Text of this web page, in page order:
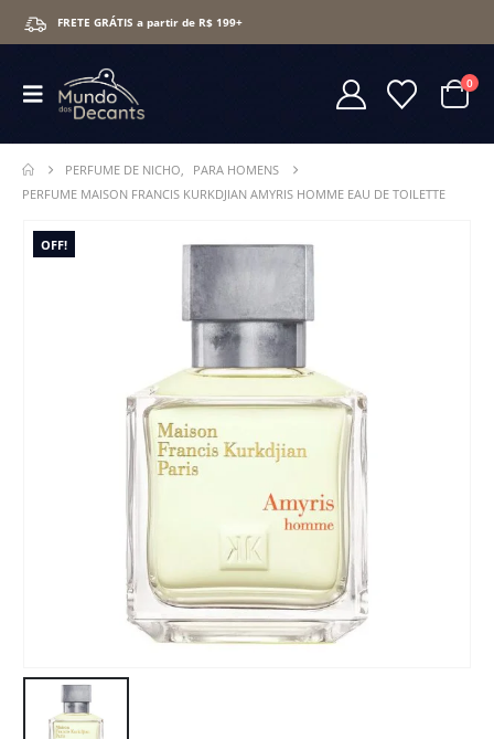
FRETE GRÁTIS a partir de R$ 199+
0
PERFUME DE NICHO,
PARA HOMENS
PERFUME MAISON FRANCIS KURKDJIAN AMYRIS HOMME EAU DE TOILETTE
OFF!